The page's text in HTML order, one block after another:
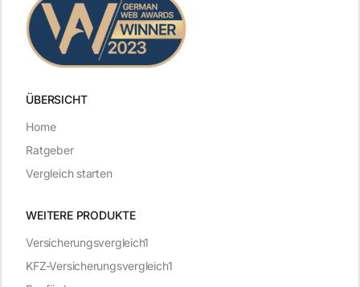
ÜBERSICHT
WEITERE PRODUKTE
Versicherungsvergleich1
KFZ-Versicherungsvergleich1
Home
Ratgeber
Vergleich starten